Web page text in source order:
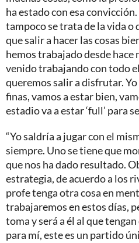
ha estado con esa
tampoco se trata de la vida o
que salir a hacer las cosas
hemos trabajado desde hace
venido trabajando con todo
queremos salir a disfrutar.
finas, vamos a estar bien,
estadio va a estar ‘full’ para
“Yo saldría a jugar con el
siempre. Uno se tiene que
que nos ha dado resultado.
estrategia, de acuerdo a los
profe tenga otra cosa en
trabajaremos en estos días,
toma y será a él al que
para mí, este es un partido